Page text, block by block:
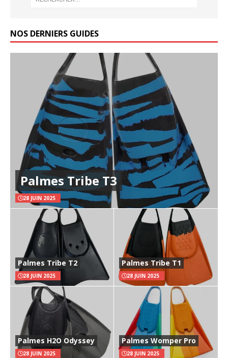
NOS DERNIERS GUIDES
Palmes Tribe T3
28 JUIN 2025
Palmes Tribe T2
28 JUIN 2025
Palmes Tribe T1
28 JUIN 2025
Palmes H2O Odyssey
28 JUIN 2025
Palmes Womper Pro
28 JUIN 2025